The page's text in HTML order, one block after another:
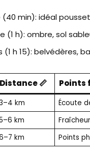
(40 min): idéal
(1 h): ombre, sol
(1 h 15): belvédères,
Distance 📏 Points
km
Écoute
km
km Points